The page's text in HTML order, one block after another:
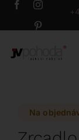
Přeskočit
Na